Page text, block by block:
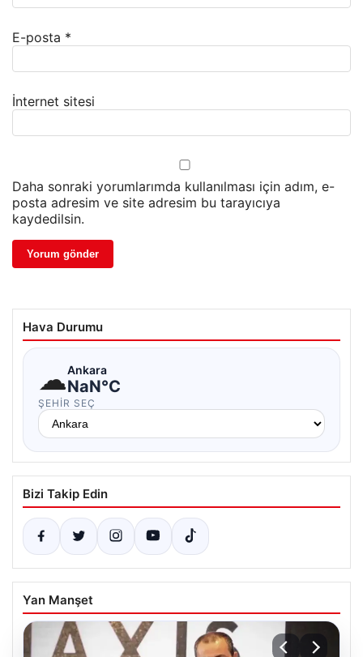
E-posta *
İnternet sitesi
Daha sonraki yorumlarımda kullanılması için adım, e-
posta adresim ve site adresim bu tarayıcıya
kaydedilsin.
Hava Durumu
☁Ankara
NaN°C
ŞEHIR SEÇ
Bizi Takip Edin
Yan Manşet